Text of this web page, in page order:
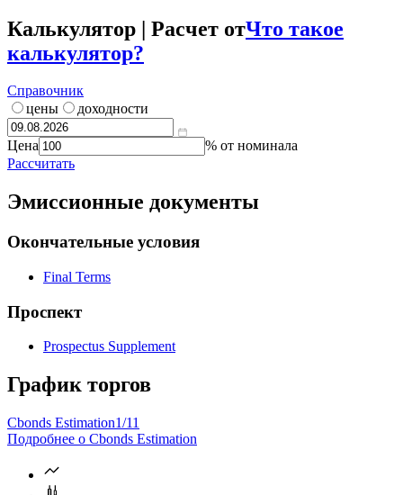
Калькулятор | Расчет отЧто такое
калькулятор?
Справочник
цены
доходности
Цена
% от номинала
Рассчитать
Эмиссионные документы
Окончательные условия
Final Terms
Проспект
Prospectus Supplement
График торгов
Cbonds Estimation1/11
Подробнее о Cbonds Estimation